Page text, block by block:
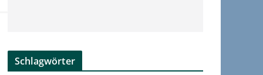
Schlagwörter